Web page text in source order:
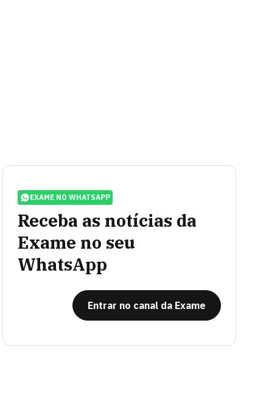
EXAME NO WHATSAPP
Receba as notícias da
Exame no seu
WhatsApp
Entrar no canal da Exame